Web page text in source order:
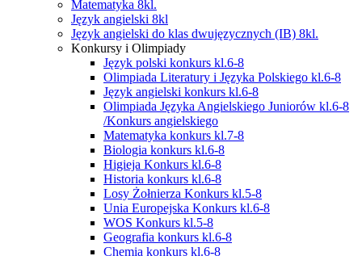
Matematyka 8kl.
Język angielski 8kl
Język angielski do klas dwujęzycznych (IB) 8kl.
Konkursy i Olimpiady
Język polski konkurs kl.6-8
Olimpiada Literatury i Języka Polskiego kl.6-8
Język angielski konkurs kl.6-8
Olimpiada Języka Angielskiego Juniorów kl.6-8
/Konkurs angielskiego
Matematyka konkurs kl.7-8
Biologia konkurs kl.6-8
Higieja Konkurs kl.6-8
Historia konkurs kl.6-8
Losy Żołnierza Konkurs kl.5-8
Unia Europejska Konkurs kl.6-8
WOS Konkurs kl.5-8
Geografia konkurs kl.6-8
Chemia konkurs kl.6-8